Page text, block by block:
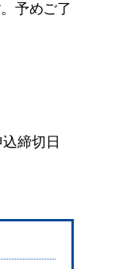
予めご了
締切日